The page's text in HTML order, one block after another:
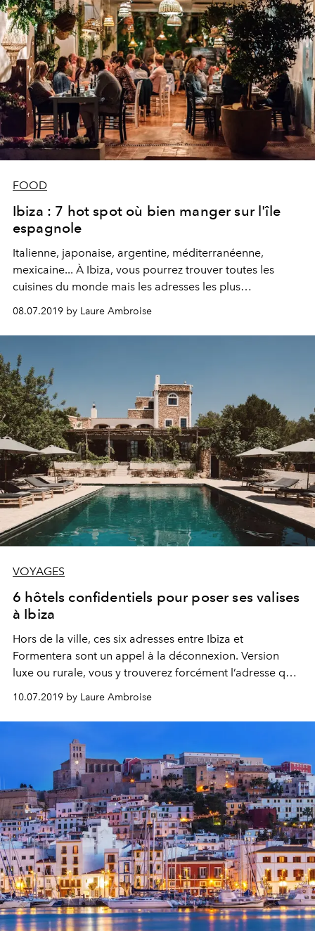
FOOD
Ibiza : 7 hot spot où bien manger sur l'île
espagnole
Italienne, japonaise, argentine, méditerranéenne,
mexicaine... À Ibiza, vous pourrez trouver toutes les
cuisines du monde mais les adresses les plus
authentiques de l’île restent encore une histoire de
bouche à oreilles...
08.07.2019 by Laure Ambroise
VOYAGES
6 hôtels confidentiels pour poser ses valises
à Ibiza
Hors de la ville, ces six adresses entre Ibiza et
Formentera sont un appel à la déconnexion. Version
luxe ou rurale, vous y trouverez forcément l’adresse qu’il
10.07.2019 by Laure Ambroise